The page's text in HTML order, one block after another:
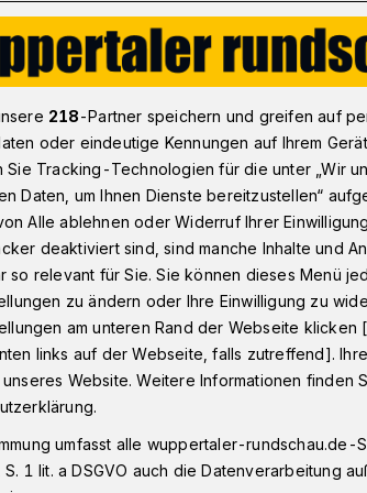
im Gaskessel wird ausgebaut
Gaskessel bekommt zwei
weiteren Ausbau als
Themen“. AM
in einer Pressekonferenz
der Mittel vorgestellt – und dem
218-Partner speichern und greifen auf
oder eindeutige Kennungen auf Ihrem
Sie Tracking-Technologien für die unter „Wir
Daten, um Ihnen Dienste bereitzustellen“
Alle ablehnen oder Widerruf Ihrer
deaktiviert sind, sind manche Inhalte und
so relevant für Sie. Sie können dieses Menü
zu ändern oder Ihre Einwilligung zu
am unteren Rand der Webseite
links auf der Webseite, falls zutreffend].
Website. Weitere Informationen finden
umfasst alle wuppertaler-rundschau.de-
1 lit. a DSGVO auch die Datenverarbeitung